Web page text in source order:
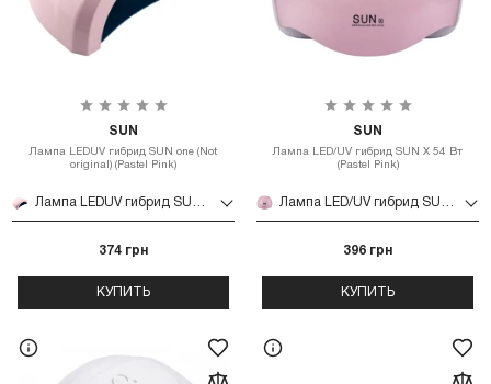
SUN
Лампа LEDUV гибрид SUN one (Not
original) (Pastel Pink)
374 грн
КУПИТЬ
SUN
Лампа LED/UV гибрид SUN X 54 Вт
(Pastel Pink)
396 грн
КУПИТЬ